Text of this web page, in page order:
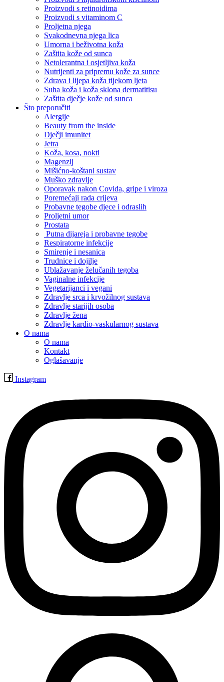
Proizvodi s retinoidima
Proizvodi s vitaminom C
Proljetna njega
Svakodnevna njega lica
Umorna i beživotna koža
Zaštita kože od sunca
Netolerantna i osjetljiva koža
Nutrijenti za pripremu kože za sunce
Zdrava i lijepa koža tijekom ljeta
Suha koža i koža sklona dermatitisu
Zaštita dječje kože od sunca
Što preporučiti
Alergije
Beauty from the inside
Dječji imunitet
Jetra
Koža, kosa, nokti
Magenzij
Mišićno-koštani sustav
Muško zdravlje
Oporavak nakon Covida, gripe i viroza
Poremećaji rada crijeva
Probavne tegobe djece i odraslih
Proljetni umor
Prostata
Putna dijareja i probavne tegobe
Respiratorne infekcije
Smirenje i nesanica
Trudnice i dojilje
Ublažavanje želučanih tegoba
Vaginalne infekcije
Vegetarijanci i vegani
Zdravlje srca i krvožilnog sustava
Zdravlje starijih osoba
Zdravlje žena
Zdravlje kardio-vaskularnog sustava
O nama
O nama
Kontakt
Oglašavanje
Instagram